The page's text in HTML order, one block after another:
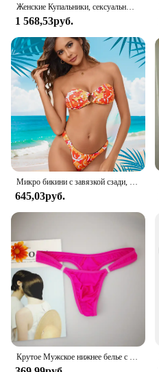
1 568,53руб.
645,03руб.